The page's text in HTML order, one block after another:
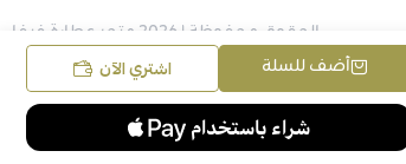
أضف للسلة اشتري الآن
الحقوق محفوظة | 2026 متجر عطارة فيفا